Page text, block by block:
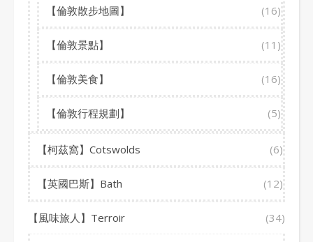
【倫敦散步地圖】 (16)
【倫敦景點】 (11)
【倫敦美食】 (16)
【倫敦行程規劃】 (5)
【柯茲窩】Cotswolds (6)
【英國巴斯】Bath (12)
【風味旅人】Terroir (34)